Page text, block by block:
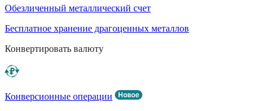
Обезличенный металлический счет
Бесплатное хранение драгоценных металлов
Конвертировать валюту
Конверсионные операции